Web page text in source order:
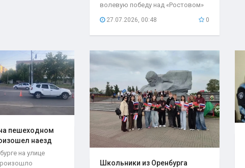
волевую победу над «Ростовом»
27.07.2026, 00:48 0
пешеходном
наезд
на улице
Школьники из Оренбурга